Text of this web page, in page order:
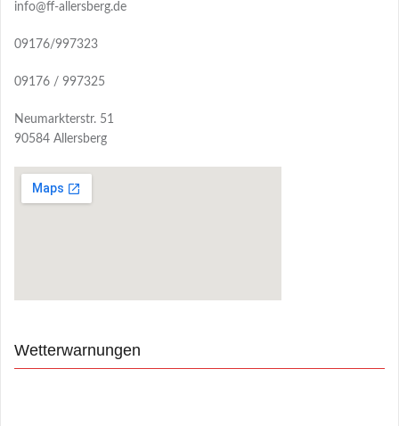
info@ff-allersberg.de
09176/997323
09176 / 997325
Neumarkterstr. 51
90584 Allersberg
Wetterwarnungen